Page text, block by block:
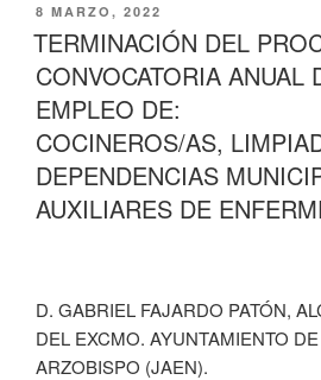
PUBLICADO
EL
8 MARZO, 2022
TERMINACIÓN DEL
CONVOCATORIA ANUAL
EMPLEO DE:
COCINEROS/AS,
DEPENDENCIAS
AUXILIARES DE
D. GABRIEL FAJARDO PATÓN,
DEL EXCMO. AYUNTAMIENTO
ARZOBISPO (JAEN).